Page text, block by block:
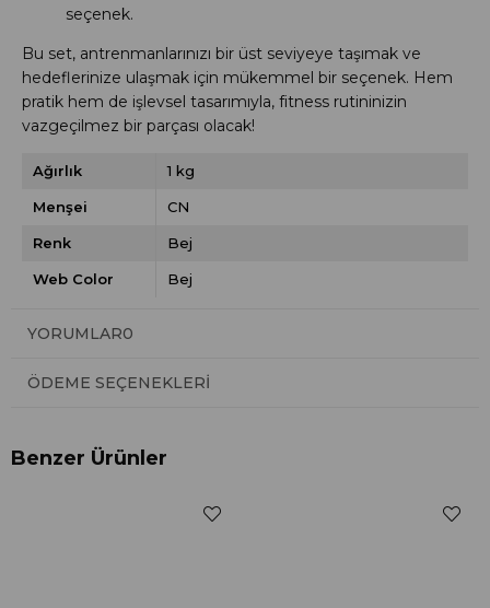
seçenek.
Bu set, antrenmanlarınızı bir üst seviyeye taşımak ve
hedeflerinize ulaşmak için mükemmel bir seçenek. Hem
pratik hem de işlevsel tasarımıyla, fitness rutininizin
vazgeçilmez bir parçası olacak!
Ağırlık 1 kg
Menşei CN
Renk Bej
Web Color Bej
YORUMLAR0
ÖDEME SEÇENEKLERI
Benzer Ürünler